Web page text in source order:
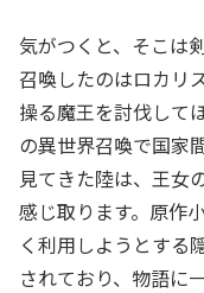
気がつくと、そこは
召喚したのはロカリ
操る魔王を討伐して
の異世界召喚で国家
見てきた陸は、王女
感じ取ります。原作
く利用しようとする
されており、物語に